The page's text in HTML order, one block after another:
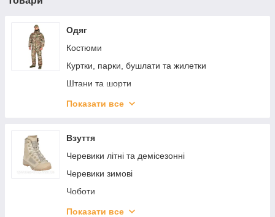
Одяг
Костюми
Куртки, парки, бушлати та жилетки
Штани та шорти
Фліси та гольфи
Термобілизна
Футболки, майки, труси
Кітелі
Поло
Сорочки (Убакси)
Показати все
Взуття
Черевики літні та демісезонні
Черевики зимові
Чоботи
Все для взуття
Показати все